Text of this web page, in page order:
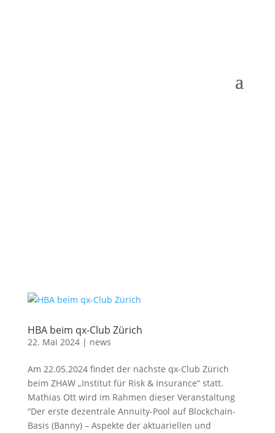
HBA beim qx-Club Zürich
22. Mai 2024| news
Am 22.05.2024 findet der nächste qx-Club Zürich
beim ZHAW „Institut für Risk & Insurance“ statt.
Mathias Ott wird im Rahmen dieser Veranstaltung
“Der erste dezentrale Annuity-Pool auf Blockchain-
Basis (Banny) – Aspekte der aktuariellen und